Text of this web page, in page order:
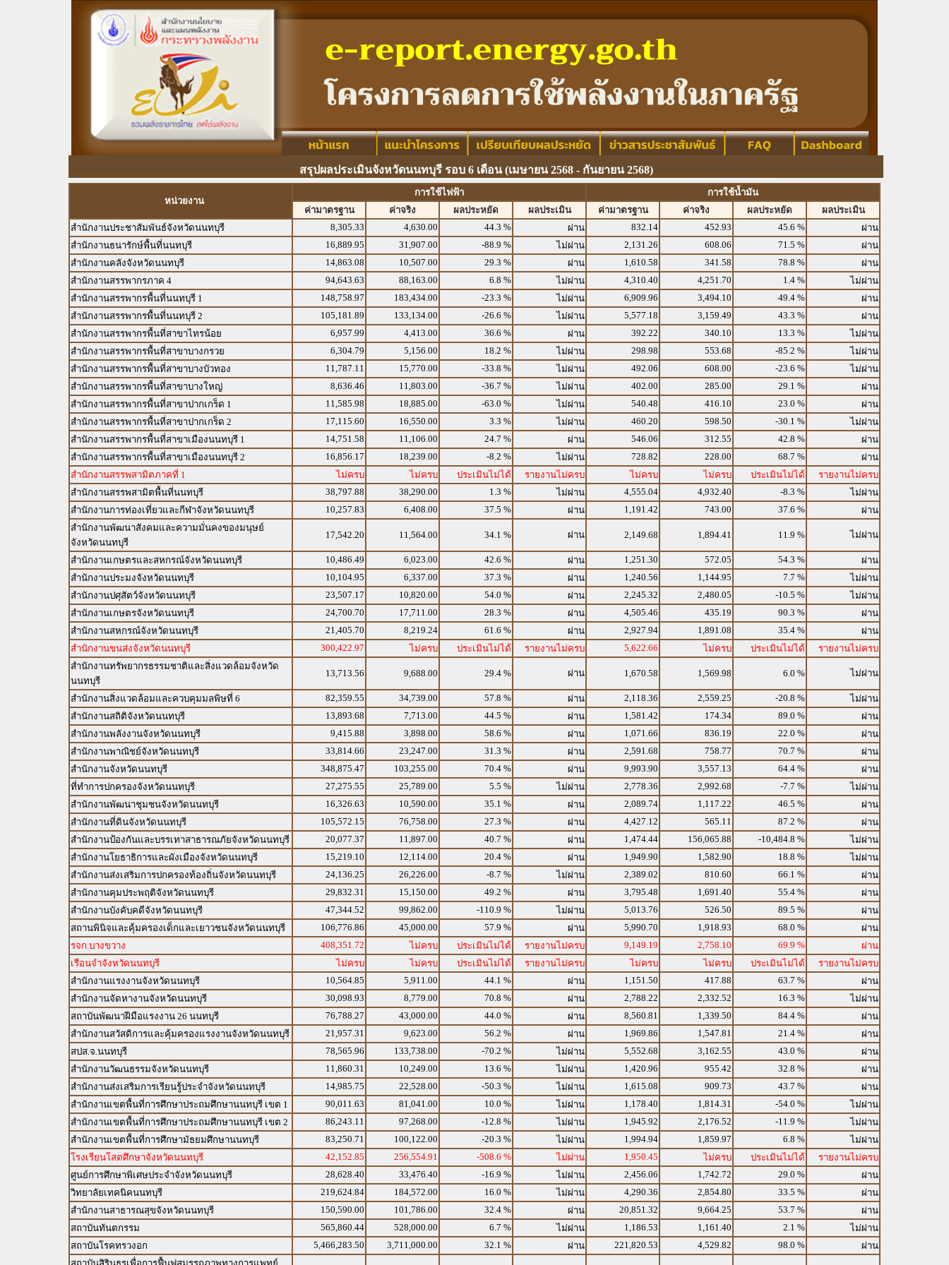
สรุปผลประเมินจังหวัดนนทบุรี รอบ 6 เดือน (เมษายน 2568 - กันยายน 2568)
หน่วยงาน
การใช้ไฟฟ้า
การใช้น้ำมัน
ค่ามาตรฐาน
ค่าจริง ผลประหยัด ผลประเมิน ค่ามาตรฐาน ค่าจริง ผลประหยัด
ผลประเมิน
สำนักงานประชาสัมพันธ์จังหวัดนนทบุรี
8,305.33 4,630.00 44.3 % ผ่าน 832.14 452.93 45.6 %
ผ่าน
สำนักงานธนารักษ์พื้นที่นนทบุรี
16,889.95 31,907.00 -88.9 % ไม่ผ่าน 2,131.26 608.06 71.5 %
ผ่าน
สำนักงานคลังจังหวัดนนทบุรี
14,863.08 10,507.00 29.3 % ผ่าน 1,610.58 341.58 78.8 %
ผ่าน
สำนักงานสรรพากรภาค 4
94,643.63 88,163.00 6.8 % ไม่ผ่าน 4,310.40 4,251.70 1.4 %
ไม่ผ่าน
สำนักงานสรรพากรพื้นที่นนทบุรี 1
148,758.97 183,434.00 -23.3 % ไม่ผ่าน 6,909.96 3,494.10 49.4 %
ผ่าน
สำนักงานสรรพากรพื้นที่นนทบุรี 2
105,181.89 133,134.00 -26.6 % ไม่ผ่าน 5,577.18 3,159.49 43.3 %
ผ่าน
สำนักงานสรรพากรพื้นที่สาขาไทรน้อย
6,957.99 4,413.00 36.6 % ผ่าน 392.22 340.10 13.3 %
ไม่ผ่าน
สำนักงานสรรพากรพื้นที่สาขาบางกรวย
6,304.79 5,156.00 18.2 % ไม่ผ่าน 298.98 553.68 -85.2 %
ไม่ผ่าน
สำนักงานสรรพากรพื้นที่สาขาบางบัวทอง
11,787.11 15,770.00 -33.8 % ไม่ผ่าน 492.06 608.00 -23.6 %
ไม่ผ่าน
สำนักงานสรรพากรพื้นที่สาขาบางใหญ่
8,636.46 11,803.00 -36.7 % ไม่ผ่าน 402.00 285.00 29.1 %
ผ่าน
สำนักงานสรรพากรพื้นที่สาขาปากเกร็ด 1
11,585.98 18,885.00 -63.0 % ไม่ผ่าน 540.48 416.10 23.0 %
ผ่าน
สำนักงานสรรพากรพื้นที่สาขาปากเกร็ด 2
17,115.60 16,550.00 3.3 % ไม่ผ่าน 460.20 598.50 -30.1 %
ไม่ผ่าน
สำนักงานสรรพากรพื้นที่สาขาเมืองนนทบุรี 1
14,751.58 11,106.00 24.7 % ผ่าน 546.06 312.55 42.8 %
ผ่าน
สำนักงานสรรพากรพื้นที่สาขาเมืองนนทบุรี 2
16,856.17 18,239.00 -8.2 % ไม่ผ่าน 728.82 228.00 68.7 %
ผ่าน
สำนักงานสรรพสามิตภาคที่ 1
ไม่ครบ ไม่ครบ ประเมินไม่ได้ รายงานไม่ครบ ไม่ครบ ไม่ครบ ประเมินไม่ได้
รายงานไม่ครบ
สำนักงานสรรพสามิตพื้นที่นนทบุรี
38,797.88 38,290.00 1.3 % ไม่ผ่าน 4,555.04 4,932.40 -8.3 %
ไม่ผ่าน
สำนักงานการท่องเที่ยวและกีฬาจังหวัดนนทบุรี
10,257.83 6,408.00 37.5 % ผ่าน 1,191.42 743.00 37.6 %
ผ่าน
สำนักงานพัฒนาสังคมและความมั่นคงของมนุษย์
จังหวัดนนทบุรี
17,542.20 11,564.00 34.1 % ผ่าน 2,149.68 1,894.41 11.9 % ไม่ผ่าน
สำนักงานเกษตรและสหกรณ์จังหวัดนนทบุรี 10,486.49 6,023.00 42.6 % ผ่าน 1,251.30 572.05 54.3 %
ผ่าน
สำนักงานประมงจังหวัดนนทบุรี
10,104.95 6,337.00 37.3 % ผ่าน 1,240.56 1,144.95 7.7 %
ไม่ผ่าน
สำนักงานปศุสัตว์จังหวัดนนทบุรี
23,507.17 10,820.00 54.0 % ผ่าน 2,245.32 2,480.05 -10.5 %
ไม่ผ่าน
สำนักงานเกษตรจังหวัดนนทบุรี
24,700.70 17,711.00 28.3 % ผ่าน 4,505.46 435.19 90.3 %
ผ่าน
สำนักงานสหกรณ์จังหวัดนนทบุรี
21,405.70 8,219.24 61.6 % ผ่าน 2,927.94 1,891.08 35.4 %
ผ่าน
สำนักงานขนส่งจังหวัดนนทบุรี
300,422.97 ไม่ครบ ประเมินไม่ได้ รายงานไม่ครบ 5,622.66 ไม่ครบ ประเมินไม่ได้
รายงานไม่ครบ
สำนักงานทรัพยากรธรรมชาติและสิ่งแวดล้อมจังหวัด
นนทบุรี
13,713.56 9,688.00 29.4 % ผ่าน 1,670.58 1,569.98 6.0 % ไม่ผ่าน
สำนักงานสิ่งแวดล้อมและควบคุมมลพิษที่ 6 82,359.55 34,739.00 57.8 % ผ่าน 2,118.36 2,559.25 -20.8 %
ไม่ผ่าน
สำนักงานสถิติจังหวัดนนทบุรี
13,893.68 7,713.00 44.5 % ผ่าน 1,581.42 174.34 89.0 %
ผ่าน
สำนักงานพลังงานจังหวัดนนทบุรี
9,415.88 3,898.00 58.6 % ผ่าน 1,071.66 836.19 22.0 %
ผ่าน
สำนักงานพาณิชย์จังหวัดนนทบุรี
33,814.66 23,247.00 31.3 % ผ่าน 2,591.68 758.77 70.7 %
ผ่าน
สำนักงานจังหวัดนนทบุรี
348,875.47 103,255.00 70.4 % ผ่าน 9,993.90 3,557.13 64.4 %
ผ่าน
ที่ทำการปกครองจังหวัดนนทบุรี
27,275.55 25,789.00 5.5 % ไม่ผ่าน 2,778.36 2,992.68 -7.7 %
ไม่ผ่าน
สำนักงานพัฒนาชุมชนจังหวัดนนทบุรี
16,326.63 10,590.00 35.1 % ผ่าน 2,089.74 1,117.22 46.5 %
ผ่าน
สำนักงานที่ดินจังหวัดนนทบุรี
105,572.15 76,758.00 27.3 % ผ่าน 4,427.12 565.11 87.2 %
ผ่าน
สำนักงานป้องกันและบรรเทาสาธารณภัยจังหวัดนนทบุรี
20,077.37 11,897.00 40.7 % ผ่าน 1,474.44 156,065.88 -10,484.8 %
ไม่ผ่าน
สำนักงานโยธาธิการและผังเมืองจังหวัดนนทบุรี
15,219.10 12,114.00 20.4 % ผ่าน 1,949.90 1,582.90 18.8 %
ไม่ผ่าน
สำนักงานส่งเสริมการปกครองท้องถิ่นจังหวัดนนทบุรี
24,136.25 26,226.00 -8.7 % ไม่ผ่าน 2,389.02 810.60 66.1 %
ผ่าน
สำนักงานคุมประพฤติจังหวัดนนทบุรี
29,832.31 15,150.00 49.2 % ผ่าน 3,795.48 1,691.40 55.4 %
ผ่าน
สำนักงานบังคับคดีจังหวัดนนทบุรี
47,344.52 99,862.00 -110.9 % ไม่ผ่าน 5,013.76 526.50 89.5 %
ผ่าน
สถานพินิจและคุ้มครองเด็กและเยาวชนจังหวัดนนทบุรี
106,776.86 45,000.00 57.9 % ผ่าน 5,990.70 1,918.93 68.0 %
ผ่าน
รจก.บางขวาง
408,351.72 ไม่ครบ ประเมินไม่ได้ รายงานไม่ครบ 9,149.19 2,758.10 69.9 %
ผ่าน
เรือนจำจังหวัดนนทบุรี
ไม่ครบ ไม่ครบ ประเมินไม่ได้ รายงานไม่ครบ ไม่ครบ ไม่ครบ ประเมินไม่ได้
รายงานไม่ครบ
สำนักงานแรงงานจังหวัดนนทบุรี
10,564.85 5,911.00 44.1 % ผ่าน 1,151.50 417.88 63.7 %
ผ่าน
สำนักงานจัดหางานจังหวัดนนทบุรี
30,098.93 8,779.00 70.8 % ผ่าน 2,788.22 2,332.52 16.3 %
ไม่ผ่าน
สถาบันพัฒนาฝีมือแรงงาน 26 นนทบุรี
76,788.27 43,000.00 44.0 % ผ่าน 8,560.81 1,339.50 84.4 %
ผ่าน
สำนักงานสวัสดิการและคุ้มครองแรงงานจังหวัดนนทบุรี
21,957.31 9,623.00 56.2 % ผ่าน 1,969.86 1,547.81 21.4 %
ผ่าน
สปส.จ.นนทบุรี
78,565.96 133,738.00 -70.2 % ไม่ผ่าน 5,552.68 3,162.55 43.0 %
ผ่าน
สำนักงานวัฒนธรรมจังหวัดนนทบุรี
11,860.31 10,249.00 13.6 % ไม่ผ่าน 1,420.96 955.42 32.8 %
ผ่าน
สำนักงานส่งเสริมการเรียนรู้ประจำจังหวัดนนทบุรี
14,985.75 22,528.00 -50.3 % ไม่ผ่าน 1,615.08 909.73 43.7 %
ผ่าน
สำนักงานเขตพื้นที่การศึกษาประถมศึกษานนทบุรี เขต 1
90,011.63 81,041.00 10.0 % ไม่ผ่าน 1,178.40 1,814.31 -54.0 %
ไม่ผ่าน
สำนักงานเขตพื้นที่การศึกษาประถมศึกษานนทบุรี เขต 2
86,243.11 97,268.00 -12.8 % ไม่ผ่าน 1,945.92 2,176.52 -11.9 %
ไม่ผ่าน
สำนักงานเขตพื้นที่การศึกษามัธยมศึกษานนทบุรี
83,250.71 100,122.00 -20.3 % ไม่ผ่าน 1,994.94 1,859.97 6.8 %
ไม่ผ่าน
โรงเรียนโสตศึกษาจังหวัดนนทบุรี
42,152.85 256,554.91 -508.6 % ไม่ผ่าน 1,950.45 ไม่ครบ ประเมินไม่ได้
รายงานไม่ครบ
ศูนย์การศึกษาพิเศษประจำจังหวัดนนทบุรี
28,628.40 33,476.40 -16.9 % ไม่ผ่าน 2,456.06 1,742.72 29.0 %
ผ่าน
วิทยาลัยเทคนิคนนทบุรี
219,624.84 184,572.00 16.0 % ไม่ผ่าน 4,290.36 2,854.80 33.5 %
ผ่าน
สำนักงานสาธารณสุขจังหวัดนนทบุรี
150,590.00 101,786.00 32.4 % ผ่าน 20,851.32 9,664.25 53.7 %
ผ่าน
สถาบันทันตกรรม
565,860.44 528,000.00 6.7 % ไม่ผ่าน 1,186.53 1,161.40 2.1 %
ไม่ผ่าน
สถาบันโรคทรวงอก
5,466,283.50 3,711,000.00 32.1 % ผ่าน 221,820.53 4,529.82 98.0 %
ผ่าน